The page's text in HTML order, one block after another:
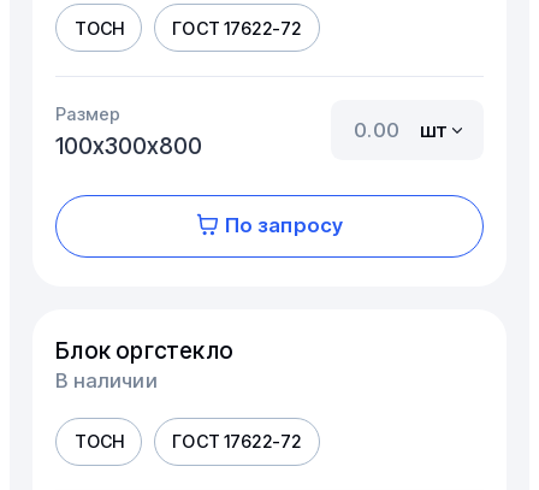
ТОСН ГОСТ 17622-72
Размер
100х300х800
шт
По запросу
Блок оргстекло
В наличии
ТОСН ГОСТ 17622-72